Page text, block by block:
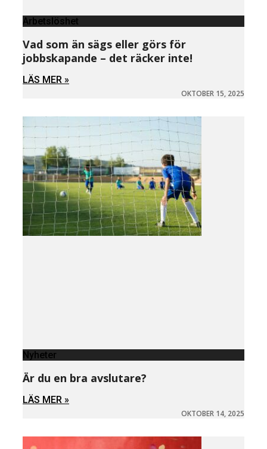
Arbetslöshet
Vad som än sägs eller görs för
jobbskapande – det räcker inte!
LÄS MER »
OKTOBER 15, 2025
Nyheter
Är du en bra avslutare?
LÄS MER »
OKTOBER 14, 2025